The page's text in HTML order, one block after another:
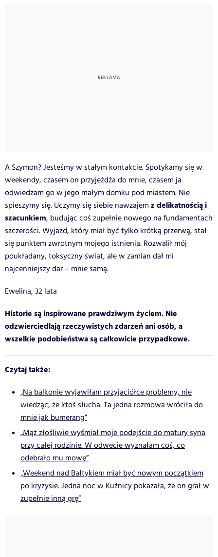
A Szymon? Jesteśmy w stałym kontakcie. Spotykamy się w
weekendy, czasem on przyjeżdża do mnie, czasem ja
odwiedzam go w jego małym domku pod miastem. Nie
spieszymy się. Uczymy się siebie nawzajem z delikatnością i
szacunkiem, budując coś zupełnie nowego na fundamentach
szczerości. Wyjazd, który miał być tylko krótką przerwą, stał
się punktem zwrotnym mojego istnienia. Rozwalił mój
poukładany, toksyczny świat, ale w zamian dał mi
najcenniejszy dar – mnie samą.
Ewelina, 32 lata
Historie są inspirowane prawdziwym życiem. Nie
odzwierciedlają rzeczywistych zdarzeń ani osób, a
wszelkie podobieństwa są całkowicie przypadkowe.
Czytaj także:
„Na balkonie wyjawiłam przyjaciółce problemy, nie
wiedząc, że ktoś słucha. Ta jedna rozmowa wróciła do
mnie jak bumerang”
„Mąż złośliwie wyśmiał moje podejście do matury syna
przy całej rodzinie. W odwecie wyznałam coś, co
odebrało mu mowę”
„Weekend nad Bałtykiem miał być nowym początkiem
po kryzysie. Jedna noc w Kuźnicy pokazała, że on grał w
zupełnie inną grę”